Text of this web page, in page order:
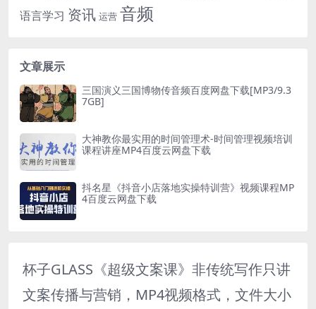
语言学习 资讯 运营 音频
文章展示
三国演义三国博物传音频百度网盘下载[MP3/9.3
7GB]
大神教你最实用的时间管理术-时间管理视频培训
课程讲座MP4百度云网盘下载
抖名星《抖音小店落地实操特训营》视频课程MP
4百度云网盘下载
杯子GLASS《超级文案课》非传统写作只讲
文案传播与营销，MP4视频格式，文件大小